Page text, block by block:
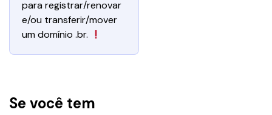
para registrar/renovar
e/ou transferir/mover
um domínio .br.
Se você tem